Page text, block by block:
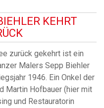
KEHRT
zurück gekehrt ist ein
Malers Sepp Biehler
1946. Ein Onkel der
Martin Hofbauer (hier mit
und Restauratorin